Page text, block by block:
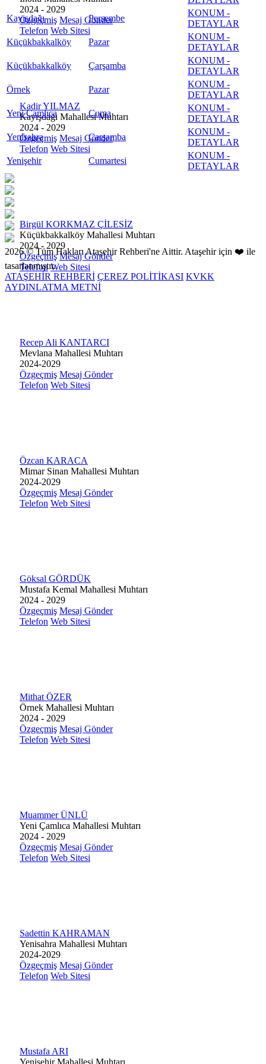
2024 - 2029
Özgeçmiş Mesaj Gönder
Telefon Web Sitesi
Kadir YILMAZ
Kayışdağı Mahallesi Muhtarı
2024 - 2029
Özgeçmiş Mesaj Gönder
Telefon Web Sitesi
Birgül KORKMAZ ÇİLESİZ
Küçükbakkalköy Mahallesi Muhtarı
2024 - 2029
Özgeçmiş Mesaj Gönder
Telefon Web Sitesi
Recep Ali KANTARCI
Mevlana Mahallesi Muhtarı
2024-2029
Özgeçmiş Mesaj Gönder
Telefon Web Sitesi
Özcan KARACA
Mimar Sinan Mahallesi Muhtarı
2024-2029
Özgeçmiş Mesaj Gönder
Telefon Web Sitesi
Göksal GÖRDÜK
Mustafa Kemal Mahallesi Muhtarı
2024 - 2029
Özgeçmiş Mesaj Gönder
Telefon Web Sitesi
Mithat ÖZER
Örnek Mahallesi Muhtarı
2024 - 2029
Özgeçmiş Mesaj Gönder
Telefon Web Sitesi
Muammer ÜNLÜ
Yeni Çamlıca Mahallesi Muhtarı
2024 - 2029
Özgeçmiş Mesaj Gönder
Telefon Web Sitesi
Sadettin KAHRAMAN
Yenisahra Mahallesi Muhtarı
2024-2029
Özgeçmiş Mesaj Gönder
Telefon Web Sitesi
Mustafa ARI
Yenişehir Mahallesi Muhtarı
Kayışdağı
Perşembe
KONUM -
DETAYLAR
Küçükbakkalköy
Pazar
KONUM -
DETAYLAR
Küçükbakkalköy
Çarşamba
KONUM -
DETAYLAR
Örnek
Pazar
KONUM -
DETAYLAR
Yeni Çamlıca
Cuma
KONUM -
DETAYLAR
Yenisahra
Çarşamba
KONUM -
DETAYLAR
Yenişehir
Cumartesi
KONUM -
DETAYLAR
2026 © Tüm Hakları Ataşehir Rehberi'ne Aittir. Ataşehir için ❤️ ile
tasarlanmıştır.
ATAŞEHİR REHBERİ ÇEREZ POLİTİKASI KVKK
AYDINLATMA METNİ